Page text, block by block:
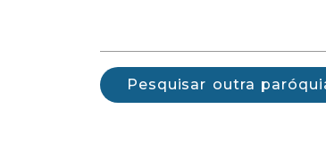
Pesquisar outra